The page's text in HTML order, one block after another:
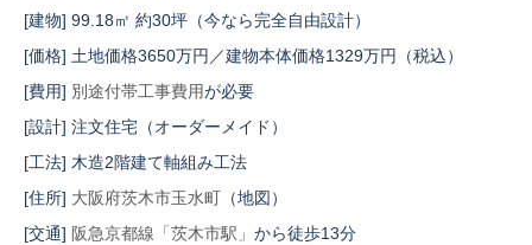
[建物] 99.18㎡ 約30坪（今なら完全自由設計）
[価格] 土地価格3650万円／建物本体価格1329万円（税込）
[費用] 別途付帯工事費用が必要
[設計] 注文住宅（オーダーメイド）
[工法] 木造2階建て軸組み工法
[住所] 大阪府茨木市玉水町 （地図）
[交通] 阪急京都線「茨木市駅」 から徒歩13分